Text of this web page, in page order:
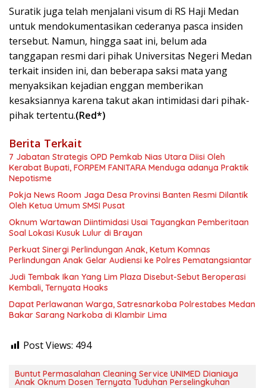
Suratik juga telah menjalani visum di RS Haji Medan
untuk mendokumentasikan cederanya pasca insiden
tersebut. Namun, hingga saat ini, belum ada
tanggapan resmi dari pihak Universitas Negeri Medan
terkait insiden ini, dan beberapa saksi mata yang
menyaksikan kejadian enggan memberikan
kesaksiannya karena takut akan intimidasi dari pihak-
pihak tertentu.(Red*)
Berita Terkait
7 Jabatan Strategis OPD Pemkab Nias Utara Diisi Oleh
Kerabat Bupati, FORPEM FANITARA Menduga adanya Praktik
Nepotisme
Pokja News Room Jaga Desa Provinsi Banten Resmi Dilantik
Oleh Ketua Umum SMSI Pusat
Oknum Wartawan Diintimidasi Usai Tayangkan Pemberitaan
Soal Lokasi Kusuk Lulur di Brayan
Perkuat Sinergi Perlindungan Anak, Ketum Komnas
Perlindungan Anak Gelar Audiensi ke Polres Pematangsiantar
Judi Tembak Ikan Yang Lim Plaza Disebut-Sebut Beroperasi
Kembali, Ternyata Hoaks
Dapat Perlawanan Warga, Satresnarkoba Polrestabes Medan
Bakar Sarang Narkoba di Klambir Lima
Post Views: 494
Buntut Permasalahan Cleaning Service UNIMED Dianiaya
Anak Oknum Dosen Ternyata Tuduhan Perselingkuhan